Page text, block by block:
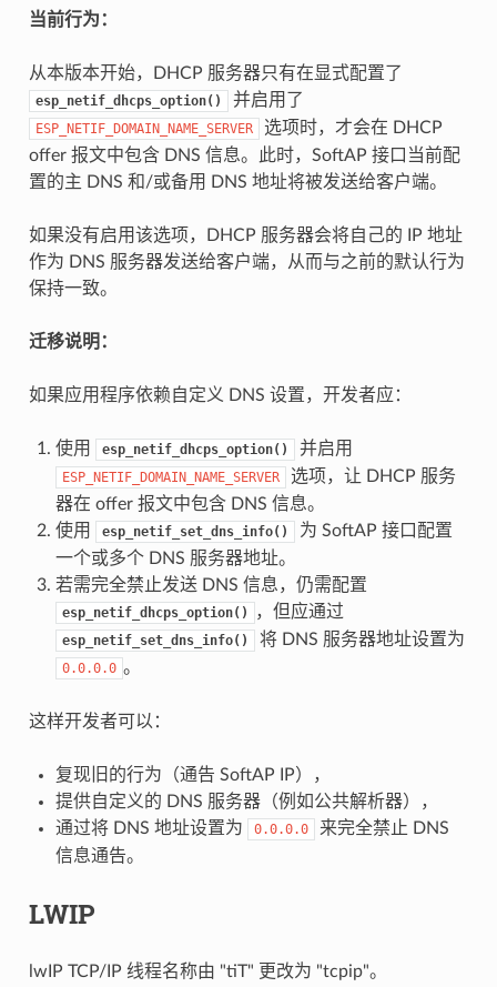
当前行为：
从本版本开始，DHCP 服务器只有在显式配置了
esp_netif_dhcps_option() 并启用了
ESP_NETIF_DOMAIN_NAME_SERVER
选项时，才会在 DHCP
offer 报文中包含 DNS 信息。此时，SoftAP 接口当前配
置的主 DNS 和/或备用 DNS 地址将被发送给客户端。
如果没有启用该选项，DHCP 服务器会将自己的 IP 地址
作为 DNS 服务器发送给客户端，从而与之前的默认行为
保持一致。
迁移说明：
如果应用程序依赖自定义 DNS 设置，开发者应：
使用 esp_netif_dhcps_option() 并启用
ESP_NETIF_DOMAIN_NAME_SERVER
选项，让 DHCP 服务
器在 offer 报文中包含 DNS 信息。
使用
esp_netif_set_dns_info()
为 SoftAP 接口配置
一个或多个 DNS 服务器地址。
若需完全禁止发送 DNS 信息，仍需配置
esp_netif_dhcps_option() ，但应通过
esp_netif_set_dns_info() 将 DNS 服务器地址设置为
0.0.0.0 。
这样开发者可以：
复现旧的行为（通告 SoftAP IP），
提供自定义的 DNS 服务器（例如公共解析器），
通过将 DNS 地址设置为
0.0.0.0
来完全禁止 DNS
信息通告。
LWIP
lwIP TCP/IP 线程名称由 "tiT" 更改为 "tcpip"。